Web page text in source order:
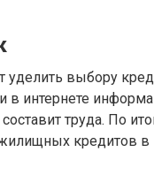
выбору
в интернете
труда. По
кредитов